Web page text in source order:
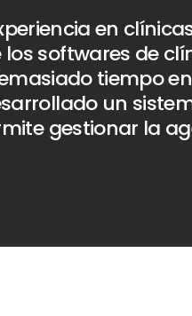
en
softwares de
tiempo
un
gestionar la